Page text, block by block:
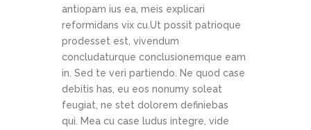
antiopam ius ea, meis explicari
reformidans vix cu.Ut possit patrioque
prodesset est, vivendum
concludaturque conclusionemque eam
in. Sed te veri partiendo. Ne quod case
debitis has, eu eos nonumy soleat
feugiat, ne stet dolorem definiebas
qui. Mea cu case ludus integre, vide